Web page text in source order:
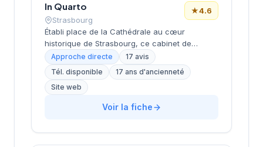
In Quarto
Strasbourg
★4.6
Établi place de la Cathédrale au cœur
historique de Strasbourg, ce cabinet de
recrutement bénéficie d'un emplacement
emblématique dans le centre-ville alsacien.
Dirigé par M. Costa, il propose des services de
conseil en recrutement aux entreprises de la
région. La structure affiche une notation de
4,6/5 sur Google, reflétant la satisfaction de
Approche directe
17 avis
Tél. disponible
17 ans d'ancienneté
Site web
Voir la fiche